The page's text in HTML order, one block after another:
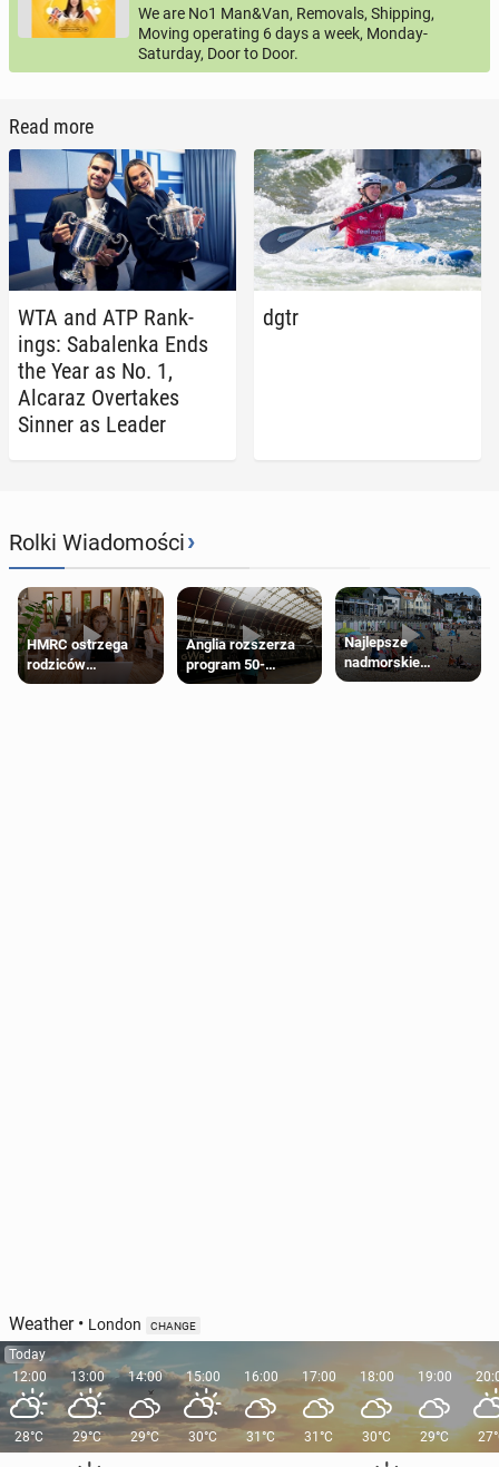
We are No1 Man&Van, Removals, Shipping,
Moving operating 6 days a week, Monday-
Saturday, Door to Door.
Read more
WTA and ATP Rank­
ings: Sa­balen­ka Ends
the Year as No. 1,
Alcaraz Over­takes
Sinner as Leader
dgtr
Rolki Wiadomości›
HMRC ostrzega
rodziców
pobierających Child
Anglia rozszerza
program 50-
procentowych
Najlepsze
nadmorskie
miasteczko blisko
Weather• London CHANGE
Today
12:00
28°C
13:00
29°C
14:00
29°C
15:00
30°C
16:00
31°C
17:00
31°C
18:00
30°C
19:00
29°C